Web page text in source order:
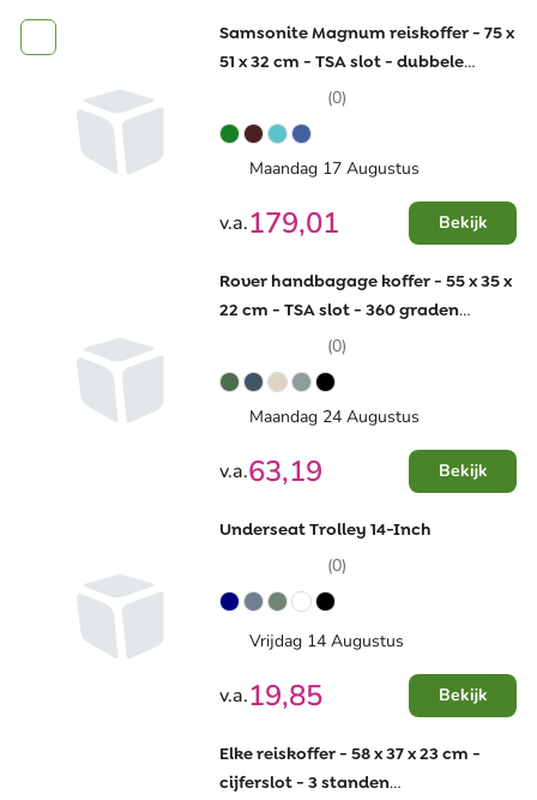
Samsonite Magnum reiskoffer - 75 x
51 x 32 cm - TSA slot - dubbele
(0)
Maandag 17 Augustus
v.a.179,01 Bekijk
Rover handbagage koffer - 55 x 35 x
22 cm - TSA slot - 360 graden
(0)
Maandag 24 Augustus
v.a.63,19 Bekijk
Underseat Trolley 14-Inch
(0)
Vrijdag 14 Augustus
v.a.19,85 Bekijk
Elke reiskoffer - 58 x 37 x 23 cm -
cijferslot - 3 standen